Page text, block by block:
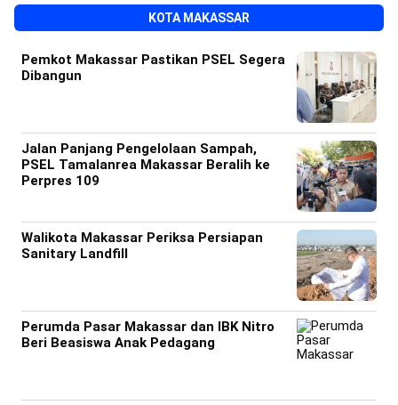
KOTA MAKASSAR
Pemkot Makassar Pastikan PSEL Segera
Dibangun
Jalan Panjang Pengelolaan Sampah,
PSEL Tamalanrea Makassar Beralih ke
Perpres 109
Walikota Makassar Periksa Persiapan
Sanitary Landfill
Perumda Pasar Makassar dan IBK Nitro
Beri Beasiswa Anak Pedagang